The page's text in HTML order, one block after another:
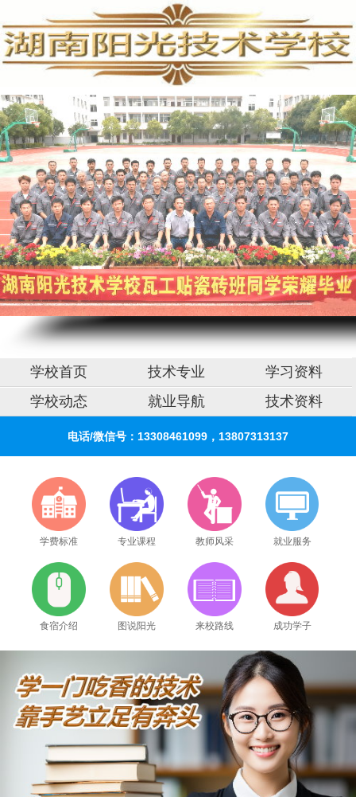
家电清洗培训,家电清洗技术,学习家电清洗,空调清洗培训,家电清洗培训费用,专业
学校首页 技术专业
学习资料
学校动态
就业导航 技术资料
电话/微信号：13308461099，13807313137
学费标准 专业课程 教师风采 就业服务
食宿介绍 图说阳光 来校路线 成功学子
2026年8月7号_湖北_卢同学（139****3111）报名:【家电清洗培训班】
2026年8月7号_陕西_苏同学（139****9044）报名: 【家电清洗培训班】
2026年8月7号_海南_李同学（138****3249）报名: 【家电清洗培训班】